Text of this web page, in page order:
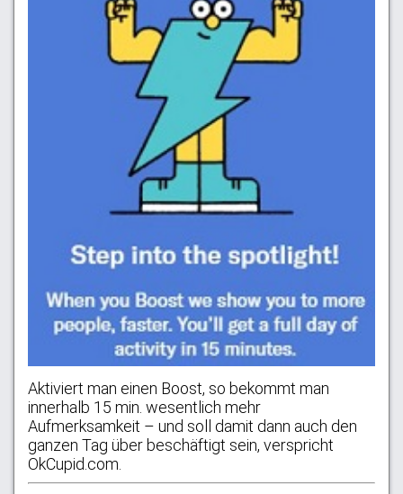
Aktiviert man einen Boost, so bekommt man
innerhalb 15 min. wesentlich mehr
Aufmerksamkeit – und soll damit dann auch den
ganzen Tag über beschäftigt sein, verspricht
OkCupid.com.